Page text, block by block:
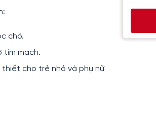
chó.
tim mạch.
cho trẻ nhỏ và phụ nữ